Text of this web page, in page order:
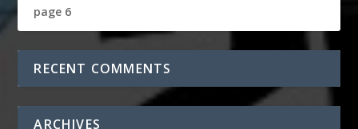
page 6
RECENT COMMENTS
ARCHIVES